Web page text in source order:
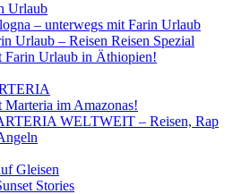
Urlaub
– unterwegs mit Farin Urlaub
Urlaub – Reisen Reisen Spezial
Farin Urlaub in Äthiopien!
Marteria im Amazonas!
WELTWEIT – Reisen, Rap
Gleisen
Stories